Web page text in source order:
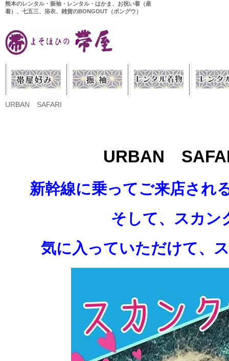
熊本のレンタル・振袖・レンタル・はかま、お祝い着（産
着）、七五三、浴衣、雑貨のBONGOUT（ボングウ）
URBAN SAFARI
URBAN
新幹線に乗ってご来店され
そして、スカン
気に入っていただけて、